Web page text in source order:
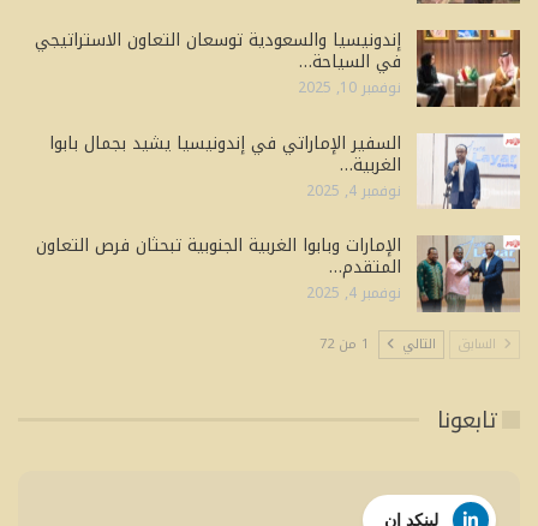
إندونيسيا والسعودية توسعان التعاون الاستراتيجي
في السياحة…
نوفمبر 10, 2025
السفير الإماراتي في إندونيسيا يشيد بجمال بابوا
الغربية…
نوفمبر 4, 2025
الإمارات وبابوا الغربية الجنوبية تبحثان فرص التعاون
المتقدم…
نوفمبر 4, 2025
السابق التالي 1 من 72
تابعونا
لينكد إن